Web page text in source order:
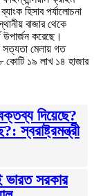
হিসাব পর্যালোচনা
বাজার থেকে
উপার্জন করেছে।
সত্যতা মেলায় গত
কোটি ১৯ লাখ ১৪ হাজার
দিয়েছে?
স্বরাষ্ট্রমন্ত্রী
ভারত সরকার